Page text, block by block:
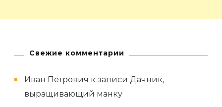
Свежие комментарии
Иван Петрович к записи Дачник,
выращивающий манку